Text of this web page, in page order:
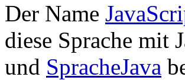
Der Name
diese Sprache mit
und SpracheJava